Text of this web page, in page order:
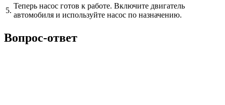
5.
Теперь насос готов к работе. Включите двигатель
автомобиля и используйте насос по назначению.
Вопрос-ответ